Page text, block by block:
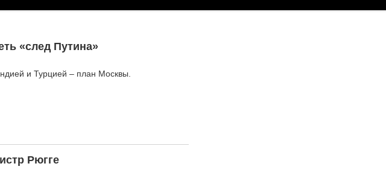
«след Путина»
и Турцией – план Москвы.
Рюгге